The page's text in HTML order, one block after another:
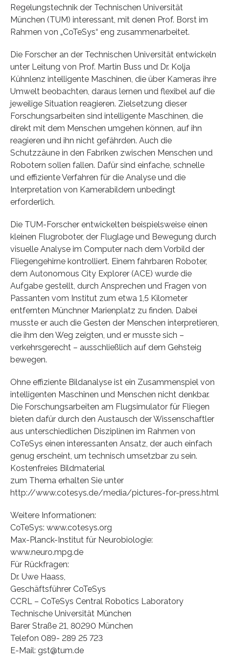
Regelungstechnik der Technischen Universität
München (TUM) interessant, mit denen Prof. Borst im
Rahmen von „CoTeSys“ eng zusammenarbeitet.
Die Forscher an der Technischen Universität entwickeln
unter Leitung von Prof. Martin Buss und Dr. Kolja
Kühnlenz intelligente Maschinen, die über Kameras ihre
Umwelt beobachten, daraus lernen und flexibel auf die
jeweilige Situation reagieren. Zielsetzung dieser
Forschungsarbeiten sind intelligente Maschinen, die
direkt mit dem Menschen umgehen können, auf ihn
reagieren und ihn nicht gefährden. Auch die
Schutzzäune in den Fabriken zwischen Menschen und
Robotern sollen fallen. Dafür sind einfache, schnelle
und effiziente Verfahren für die Analyse und die
Interpretation von Kamerabildern unbedingt
erforderlich.
Die TUM-Forscher entwickelten beispielsweise einen
kleinen Flugroboter, der Fluglage und Bewegung durch
visuelle Analyse im Computer nach dem Vorbild der
Fliegengehirne kontrolliert. Einem fahrbaren Roboter,
dem Autonomous City Explorer (ACE) wurde die
Aufgabe gestellt, durch Ansprechen und Fragen von
Passanten vom Institut zum etwa 1,5 Kilometer
entfernten Münchner Marienplatz zu finden. Dabei
musste er auch die Gesten der Menschen interpretieren,
die ihm den Weg zeigten, und er musste sich –
verkehrsgerecht – ausschließlich auf dem Gehsteig
bewegen.
Ohne effiziente Bildanalyse ist ein Zusammenspiel von
intelligenten Maschinen und Menschen nicht denkbar.
Die Forschungsarbeiten am Flugsimulator für Fliegen
bieten dafür durch den Austausch der Wissenschaftler
aus unterschiedlichen Disziplinen im Rahmen von
CoTeSys einen interessanten Ansatz, der auch einfach
genug erscheint, um technisch umsetzbar zu sein.
Kostenfreies Bildmaterial
zum Thema erhalten Sie unter
http://www.cotesys.de/media/pictures-for-press.html
Weitere Informationen:
CoTeSys: www.cotesys.org
Max-Planck-Institut für Neurobiologie:
www.neuro.mpg.de
Für Rückfragen:
Dr. Uwe Haass,
Geschäftsführer CoTeSys
CCRL – CoTeSys Central Robotics Laboratory
Technische Universität München
Barer Straße 21, 80290 München
Telefon 089- 289 25 723
E-Mail: gst@tum.de